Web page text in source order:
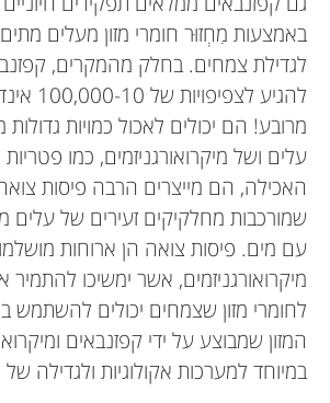
באמצעות מִחְזוּר חומרי מזון מעלים
לגדילת צמחים. בחלק מהמקרים,
להגיע
מרובע! הם יכולים לאכול כמויות
עלים ושל מיקרואורגניזמים, כמו
האכילה, הם מייצרים הרבה פיסות
שמורכבות מחלקיקים זעירים של עלים
עם מים. פיסות צואה הן ארוחות
מיקרואורגניזמים, אשר ימשיכו
לחומרי מזון שצמחים יכולים להשתמש
המזון שמבוצע על ידי קפזנבאים
במיוחד למערכות אקולוגיות ולגדילה